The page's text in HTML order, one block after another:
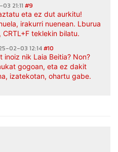
21:11 #9
eta ez dut aurkitu!
irakurri nuenean. Lburua
teklekin bilatu.
02-03 12:14#10
inoiz nik Laia Beitia? Non?
gogoan, eta ez dakit
izatekotan, ohartu gabe.